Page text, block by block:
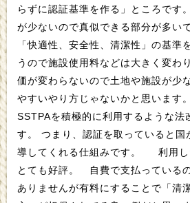
らずに認証基準を作る」ところです。 日本も土地や施設
が少ないので真似できる部分が多いです。 既存
「快適性、安全性、清潔性」の基準
うので施設使用料などは大きく変わ
価が変わらないので土地や施設が少
やすいやり方じゃないかと思います。 また、EU全体では
SSTPAを積極的に利用するような法
す。 つまり、認証を取っていると国が利用者を優先的に誘
導してくれる仕組みです。 利用したドライバーからも
とても好評。 自費で支払っているのかどうかは定かでは
ありませんが有料にすることで「清